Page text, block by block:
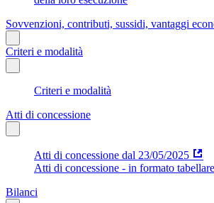
Sovvenzioni, contributi, sussidi, vantaggi
Criteri e modalità
Criteri e modalità
Atti di concessione
Atti di concessione dal 23/05/2025
Atti di concessione - in formato tabellare
Bilanci